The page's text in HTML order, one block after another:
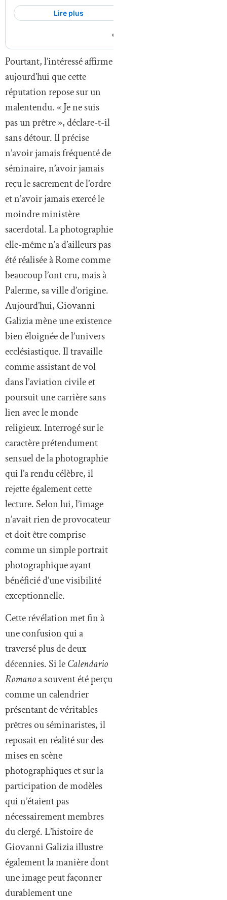
Pourtant, l’intéressé affirme
aujourd’hui que cette
réputation repose sur un
malentendu. « Je ne suis
pas un prêtre », déclare-t-il
sans détour. Il précise
n’avoir jamais fréquenté de
séminaire, n’avoir jamais
reçu le sacrement de l’ordre
et n’avoir jamais exercé le
moindre ministère
sacerdotal. La photographie
elle-même n’a d’ailleurs pas
été réalisée à Rome comme
beaucoup l’ont cru, mais à
Palerme, sa ville d’origine.
Aujourd’hui, Giovanni
Galizia mène une existence
bien éloignée de l’univers
ecclésiastique. Il travaille
comme assistant de vol
dans l’aviation civile et
poursuit une carrière sans
lien avec le monde
religieux. Interrogé sur le
caractère prétendument
sensuel de la photographie
qui l’a rendu célèbre, il
rejette également cette
lecture. Selon lui, l’image
n’avait rien de provocateur
et doit être comprise
comme un simple portrait
photographique ayant
bénéficié d’une visibilité
exceptionnelle.
Cette révélation met fin à
une confusion qui a
traversé plus de deux
décennies. Si leCalendario
Romanoa souvent été perçu
comme un calendrier
présentant de véritables
prêtres ou séminaristes, il
reposait en réalité sur des
mises en scène
photographiques et sur la
participation de modèles
qui n’étaient pas
nécessairement membres
du clergé. L’histoire de
Giovanni Galizia illustre
également la manière dont
une image peut façonner
durablement une